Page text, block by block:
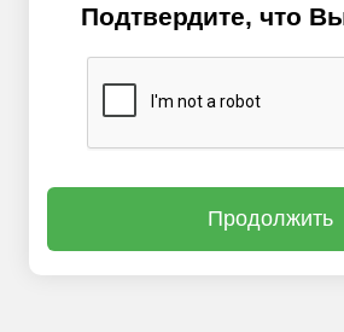
Подтвердите, что
Продолжить